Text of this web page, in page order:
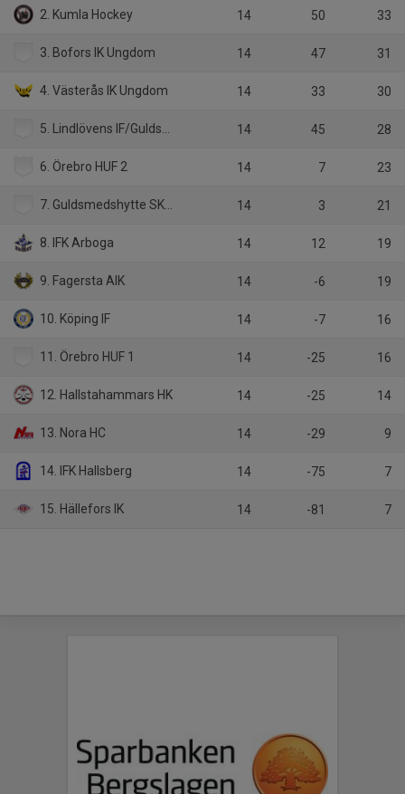
2. Kumla Hockey 14 50 33
3. Bofors IK Ungdom 14 47 31
4. Västerås IK Ungdom 14 33 30
5. Lindlövens IF/Guldsmedshytte SK 14 45 28
6. Örebro HUF 2 14 7 23
7. Guldsmedshytte SK/Lindlöven tjej 14 3 21
8. IFK Arboga 14 12 19
9. Fagersta AIK 14 -6 19
10. Köping IF 14 -7 16
11. Örebro HUF 1 14 -25 16
12. Hallstahammars HK 14 -25 14
13. Nora HC 14 -29 9
14. IFK Hallsberg 14 -75 7
15. Hällefors IK 14 -81 7